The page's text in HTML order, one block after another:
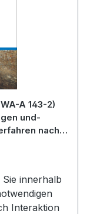
A 143-2)
und-
nach
innerhalb
Interaktion